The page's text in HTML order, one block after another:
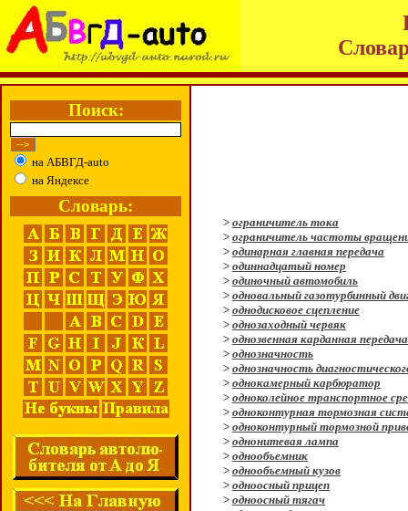
Поиск:
на АБВГД-auto
на Яндексе
Словарь:
> ограничитель тока
> ограничитель частоты
> одинарная главная передача
> одиннадцатый номер
> одиночный автомобиль
> одновальный газотурбинный
> однодисковое сцепление
> однозаходный червяк
> однозвенная карданная передача
> однозначность
> однозначность
> однокамерный карбюратор
> одноколейное транспортное
> одноконтурная тормозная
> одноконтурный тормозной
> однонитевая лампа
> однообъемник
> однообъемный кузов
> одноосный прицеп
> одноосный тягач